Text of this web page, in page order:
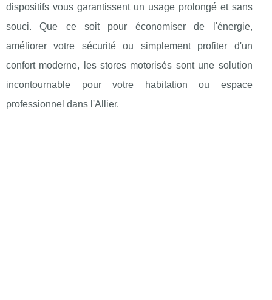
dispositifs vous garantissent un usage prolongé et sans
souci. Que ce soit pour économiser de l'énergie,
améliorer votre sécurité ou simplement profiter d'un
confort moderne, les stores motorisés sont une solution
incontournable pour votre habitation ou espace
professionnel dans l'Allier.